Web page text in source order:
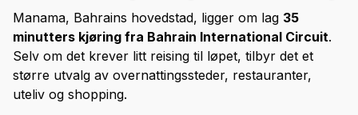
Manama, Bahrains hovedstad, ligger om lag 35
minutters kjøring fra Bahrain International Circuit.
Selv om det krever litt reising til løpet, tilbyr det et
større utvalg av overnattingssteder, restauranter,
uteliv og shopping.